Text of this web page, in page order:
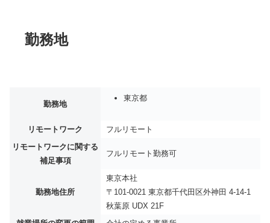
勤務地
勤務地
東京都
リモートワーク
フルリモート
リモートワークに関する
補足事項
フルリモート勤務可
勤務地住所
東京本社
〒101-0021 東京都千代田区外神田 4-14-1
秋葉原 UDX 21F